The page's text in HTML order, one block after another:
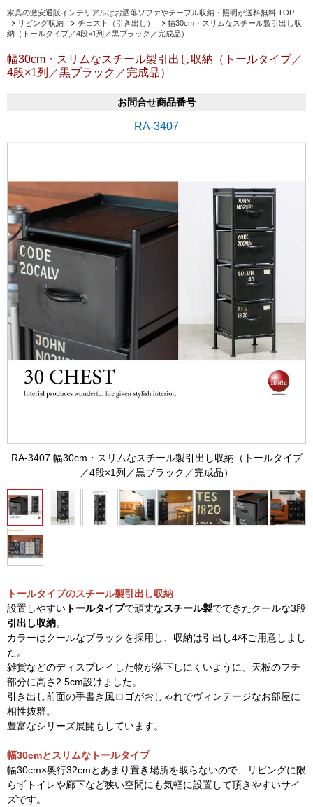
家具の激安通販インテリアルはお洒落ソファやテーブル収納・照明が送料無料 TOP
リビング収納
チェスト（引き出し）
幅30cm・スリムなスチール製引出し収
納（トールタイプ／4段×1列／黒ブラック／完成品）
幅30cm・スリムなスチール製引出し収納（トールタイプ／
4段×1列／黒ブラック／完成品）
お問合せ商品番号
RA-3407
RA-3407 幅30cm・スリムなスチール製引出し収納（トールタイプ
／4段×1列／黒ブラック／完成品）
トールタイプのスチール製引出し収納
設置しやすい トールタイプで頑丈なスチール製でできたクールな3段
引出し収納。
カラーはクールなブラックを採用し、収納は引出し4杯ご用意しまし
た。
雑貨などのディスプレイした物が落下しにくいように、天板のフチ
部分に高さ2.5cm設けました。
引き出し前面の手書き風ロゴがおしゃれでヴィンテージなお部屋に
相性抜群。
豊富なシリーズ展開もしています。
幅30cmとスリムなトールタイプ
幅30cm×奥行32cmとあまり置き場所を取らないので、リビングに限
らずトイレや廊下など狭い空間にも気軽に設置して頂きやすいサイ
ズです。